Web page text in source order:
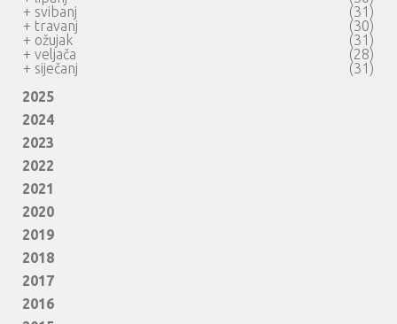
+ svibanj
(31)
+ travanj
(30)
+ ožujak
(31)
+ veljača
(28)
+ siječanj
(31)
2025
2024
2023
2022
2021
2020
2019
2018
2017
2016